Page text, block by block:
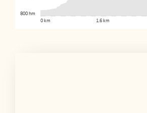
0 km 1.6 km
800 hm